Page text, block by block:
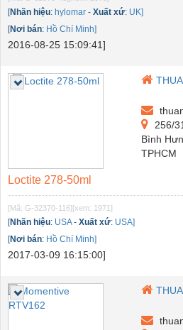
[Nhãn hiệu: hylomar - Xuất xứ: UK]
[Nơi bán: Hồ Chí Minh]
2016-08-25 15:09:41]
256/
Bình
TPHCM
Loctite 278-50ml
[Mã: G-32370-116][xem: 1971]
[Nhãn hiệu: USA- Xuất xứ: USA]
[Nơi bán: Hồ Chí Minh]
2017-03-09 16:15:00]